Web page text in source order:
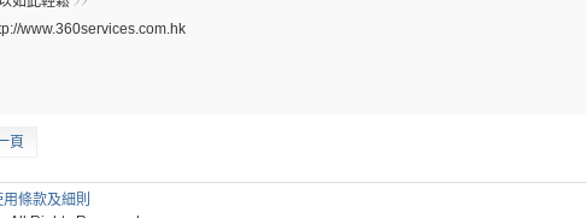
www.360services.com.hk
頁
用條款及細則